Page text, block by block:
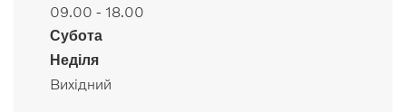
09.00 - 18.00
Субота
Неділя
Вихідний